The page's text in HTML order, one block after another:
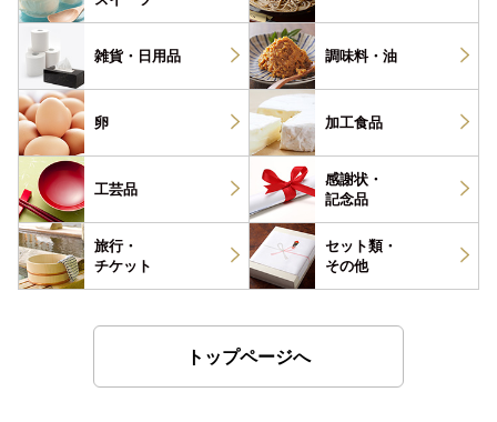
雑貨・ 日用品 調味料・ 油
卵 加工食品
工芸品
感謝状・
記念品
旅行・
チケット
セット類・
その他
トップページへ